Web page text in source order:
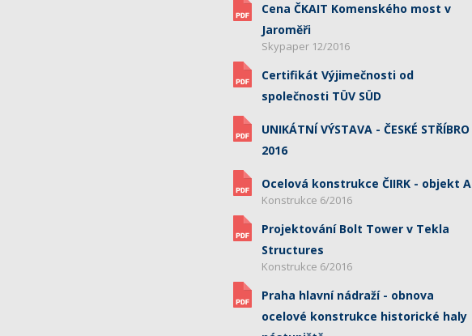
Cena ČKAIT Komenského most v
Jaroměři
Skypaper 12/2016
Certifikát Výjimečnosti od
společnosti TÜV SÜD
UNIKÁTNÍ VÝSTAVA - ČESKÉ STŘÍBRO
2016
Ocelová konstrukce ČIIRK - objekt A
Konstrukce 6/2016
Projektování Bolt Tower v Tekla
Structures
Konstrukce 6/2016
Praha hlavní nádraží - obnova
ocelové konstrukce historické haly